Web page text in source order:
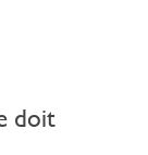
doit